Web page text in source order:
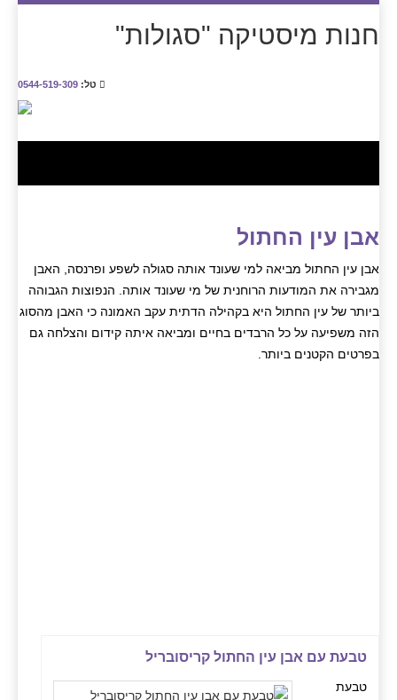
חנות מיסטיקה "סגולות"
טל: 0544-519-309
אבן עין החתול
אבן עין החתול מביאה למי שעונד אותה סגולה לשפע ופרנסה, האבן
מגבירה את המודעות הרוחנית של מי שעונד אותה. הנפוצות הגבוהה
ביותר של עין החתול היא בקהילה הדתית עקב האמונה כי האבן מהסוג
הזה משפיעה על כל הרבדים בחיים ומביאה איתה קידום והצלחה גם
בפרטים הקטנים ביותר.
טבעת עם אבן עין החתול קריסובריל
טבעת